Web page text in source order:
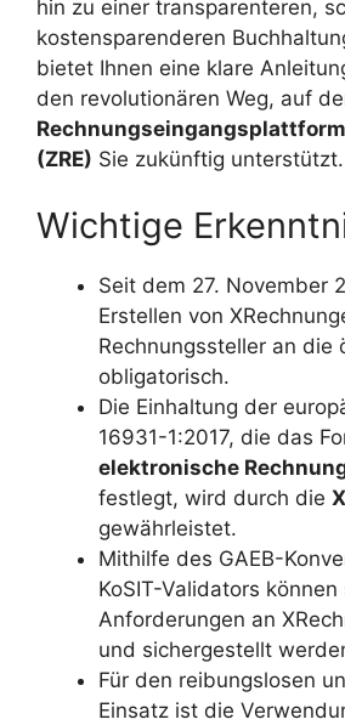
hin zu einer transparenteren,
kostensparenderen
bietet Ihnen eine klare
den revolutionären Weg, auf
(ZRE) Sie zukünftig unterstützt.
Wichtige
Seit dem 27. November
Erstellen von
Rechnungssteller an die
obligatorisch.
Die Einhaltung der
16931-1:2017, die das
elektronische
festlegt, wird durch die
gewährleistet.
Mithilfe des GAEB-
KoSIT-Validators
Anforderungen an
und sichergestellt
Für den reibungslosen
Einsatz ist die